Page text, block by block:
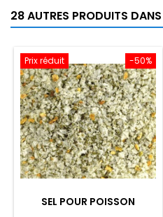
28 AUTRES PRODUITS
-50%
Prix réduit
SEL POUR POISSON